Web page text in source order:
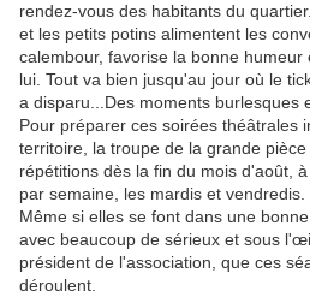
rendez-vous des habitants du
et les petits potins alimentent les
calembour, favorise la bonne
lui. Tout va bien jusqu'au jour où le
a disparu...Des moments burlesques
Pour préparer ces soirées théâtrales
territoire, la troupe de la grande
répétitions dès la fin du mois d'août,
par semaine, les mardis et vendredis.
Même si elles se font dans une
avec beaucoup de sérieux et sous
président de l'association, que ces
déroulent.